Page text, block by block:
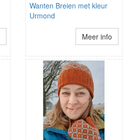
Wanten Breien met kleur
Urmond
Meer info